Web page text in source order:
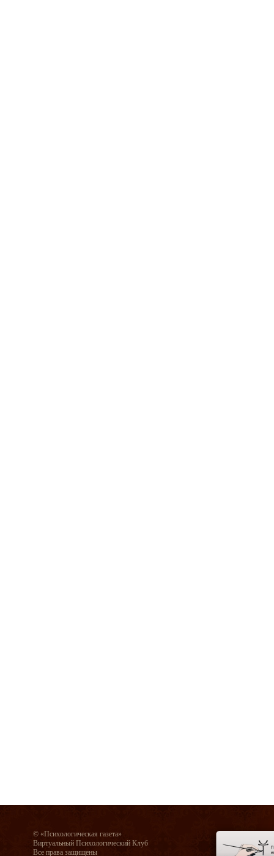
© «Психологическая газета»
Виртуальный Психологический Клуб
Все права защищены